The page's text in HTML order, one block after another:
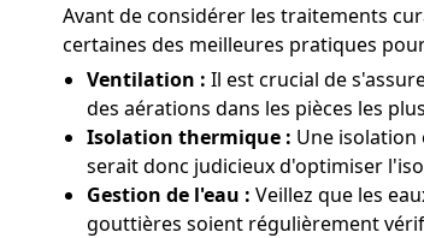
Avant de considérer les traitements
certaines des meilleures pratiques
Ventilation : Il est crucial de
des aérations dans les pièces les
Isolation thermique : Une isolation
serait donc judicieux d'optimiser
Gestion de l'eau : Veillez que les
gouttières soient régulièrement